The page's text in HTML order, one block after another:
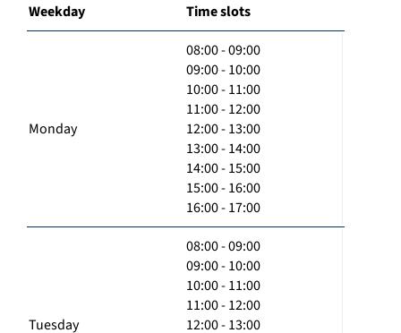
Weekday Time slots
Monday
08:00 - 09:00
09:00 - 10:00
10:00 - 11:00
11:00 - 12:00
12:00 - 13:00
13:00 - 14:00
14:00 - 15:00
15:00 - 16:00
16:00 - 17:00
Tuesday
08:00 - 09:00
09:00 - 10:00
10:00 - 11:00
11:00 - 12:00
12:00 - 13:00